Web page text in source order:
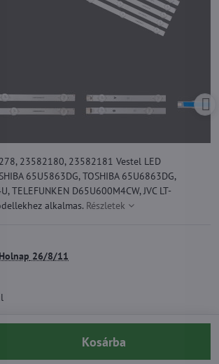
23582180, 23582181 Vestel LED
65U5863DG, TOSHIBA 65U6863DG,
TELEFUNKEN D65U600M4CW, JVC LT-
alkalmas. Részletek
Holnap 26/8/11
Kosárba